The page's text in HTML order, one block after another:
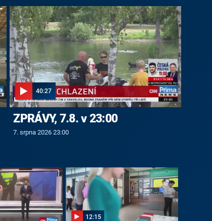
40:27
ZPRÁVY, 7.8. v 23:00
7. srpna 2026 23:00
12:15